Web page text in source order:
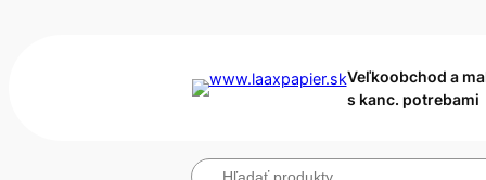
Veľkoobchod a
s kanc. potrebami
Hľadanie